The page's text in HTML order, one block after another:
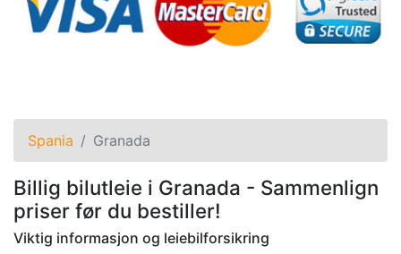
Spania Granada
Billig bilutleie i Granada - Sammenlign
priser før du bestiller!
Viktig informasjon og leiebilforsikring